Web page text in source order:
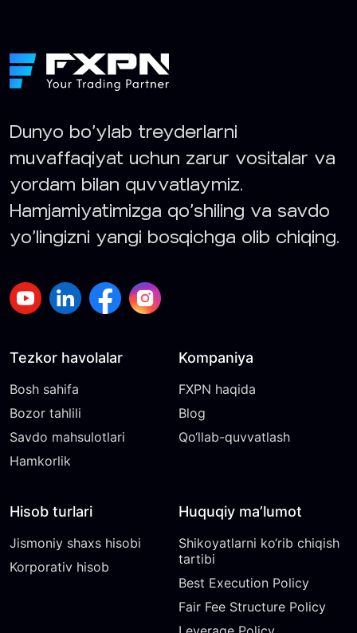
Dunyo bo‘ylab treyderlarni
muvaffaqiyat uchun zarur vositalar va
yordam bilan quvvatlaymiz.
Hamjamiyatimizga qo‘shiling va savdo
yo‘lingizni yangi bosqichga olib chiqing.
Tezkor havolalar
Bosh sahifa
Bozor tahlili
Savdo mahsulotlari
Hamkorlik
Kompaniya
FXPN haqida
Blog
Qo‘llab-quvvatlash
Hisob turlari
Jismoniy shaxs hisobi
Korporativ hisob
Huquqiy ma’lumot
Shikoyatlarni ko‘rib chiqish
tartibi
Best Execution Policy
Fair Fee Structure Policy